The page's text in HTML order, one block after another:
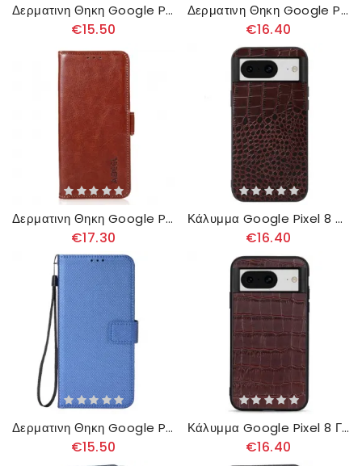
Δερματινη Θηκη Google Pixel 8 Γεωμετρική Ζωφόρος
€15.50
Δερματινη Θηκη Google Pixel 8 Floral Print
€16.40
Δερματινη Θηκη Google Pixel 8 Δερμάτινο Στυλ Abeel
€17.30
Κάλυμμα Google Pixel 8 Υφή Κροκόδειλου
€16.40
Δερματινη Θηκη Google Pixel 8 Κουκκίδες Με Κορδόνι Σιλικόνης
€15.50
Κάλυμμα Google Pixel 8 Γνήσιο Δέρμα Κροκόδειλου Σιλικόνης
€16.40